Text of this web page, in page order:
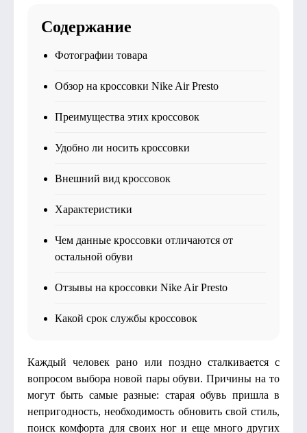
Содержание
Фотографии товара
Обзор на кроссовки Nike Air Presto
Преимущества этих кроссовок
Удобно ли носить кроссовки
Внешний вид кроссовок
Характеристики
Чем данные кроссовки отличаются от
остальной обуви
Отзывы на кроссовки Nike Air Presto
Какой срок службы кроссовок
Каждый человек рано или поздно сталкивается с
вопросом выбора новой пары обуви. Причины на то
могут быть самые разные: старая обувь пришла в
непригодность, необходимость обновить свой стиль,
поиск комфорта для своих ног и еще много других